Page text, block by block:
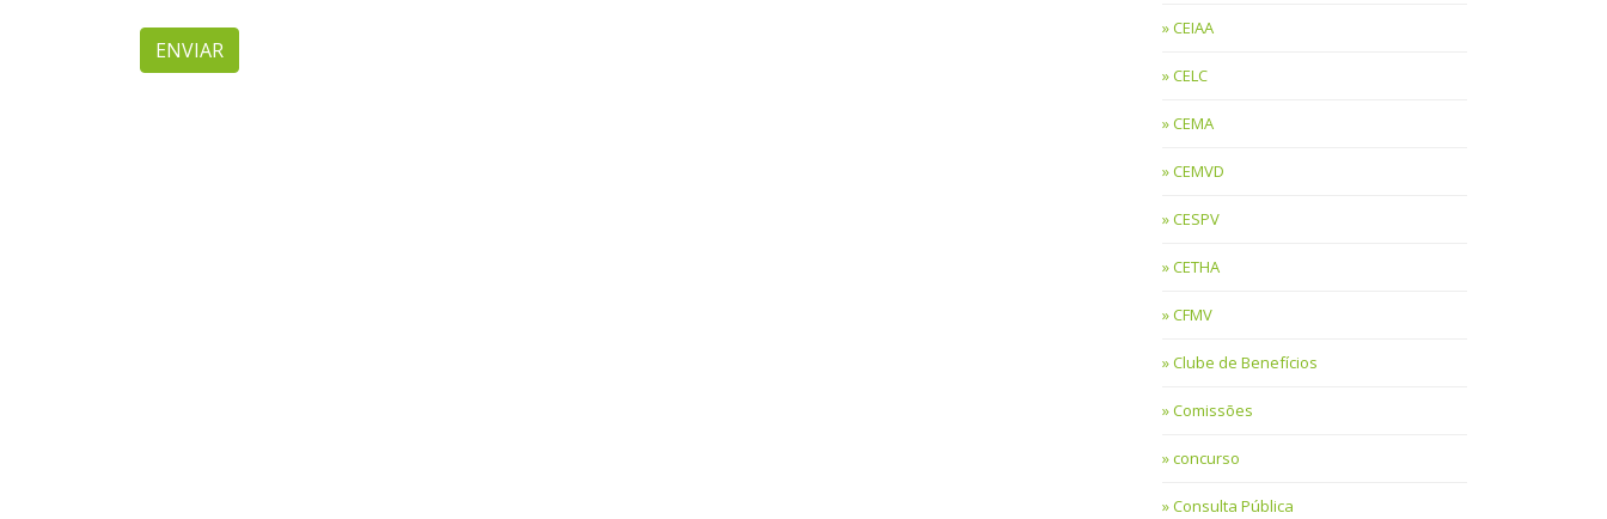
CEIAA
CELC
CEMA
CEMVD
CESPV
CETHA
CFMV
Clube de Benefícios
Comissões
concurso
Consulta Pública